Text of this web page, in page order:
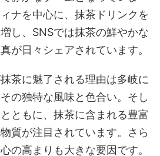
ナを中心に、抹茶ドリンクを
し、SNSでは抹茶の鮮やかな
が日々シェアされています。
茶に魅了される理由は多岐に
の独特な風味と色合い。そし
ともに、抹茶に含まれる豊富
質が注目されています。さら
の高まりも大きな要因です。